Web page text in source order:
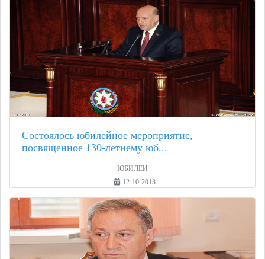
Состоялось юбилейное мероприятие,
посвященное 130-летнему юб...
ЮБИЛЕИ
12-10-2013